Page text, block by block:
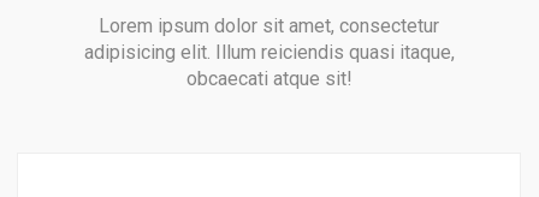
Lorem ipsum dolor sit amet, consectetur
adipisicing elit. Illum reiciendis quasi itaque,
obcaecati atque sit!